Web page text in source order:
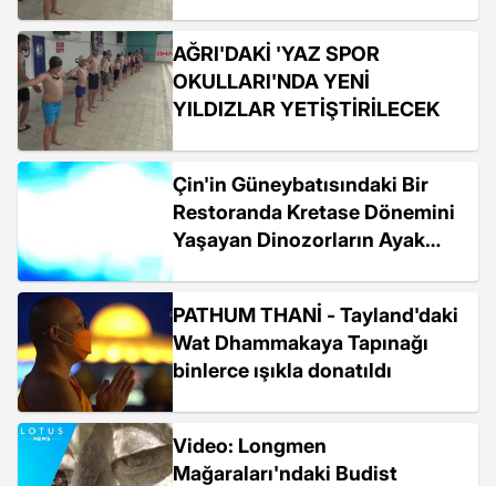
AĞRI'DAKİ 'YAZ SPOR
OKULLARI'NDA YENİ
YILDIZLAR YETİŞTİRİLECEK
Çin'in Güneybatısındaki Bir
Restoranda Kretase Dönemini
Yaşayan Dinozorların Ayak
PATHUM THANİ - Tayland'daki
Wat Dhammakaya Tapınağı
binlerce ışıkla donatıldı
Video: Longmen
Mağaraları'ndaki Budist